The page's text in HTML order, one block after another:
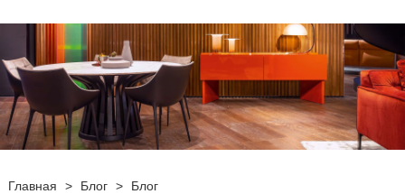
Главная > Блог > Блог